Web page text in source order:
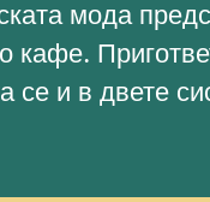
мода
кафе.
се и в двете